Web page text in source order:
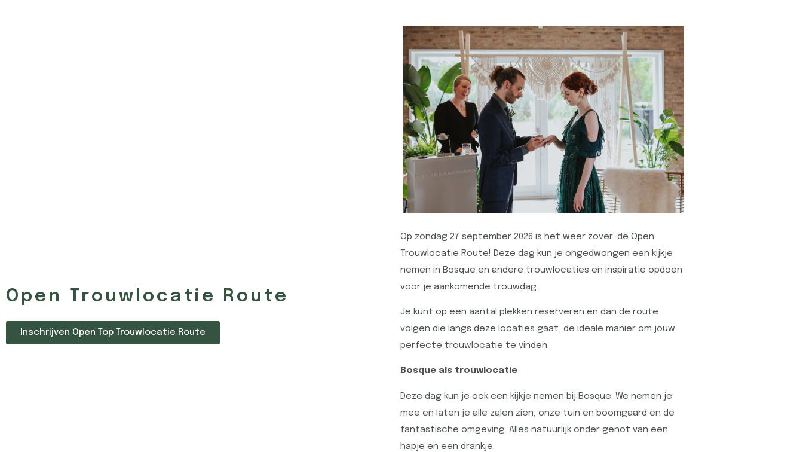
Open Trouwlocatie Route
Inschrijven Open Top Trouwlocatie Route
Op zondag 27 september 2026 is het weer zover, de Open
Trouwlocatie Route! Deze dag kun je ongedwongen een kijkje
nemen in Bosque en andere trouwlocaties en inspiratie opdoen
voor je aankomende trouwdag.
Je kunt op een aantal plekken reserveren en dan de route
volgen die langs deze locaties gaat, de ideale manier om jouw
perfecte trouwlocatie te vinden.
Bosque als trouwlocatie
Deze dag kun je ook een kijkje nemen bij Bosque. We nemen je
mee en laten je alle zalen zien, onze tuin en boomgaard en de
fantastische omgeving. Alles natuurlijk onder genot van een
hapje en een drankje.